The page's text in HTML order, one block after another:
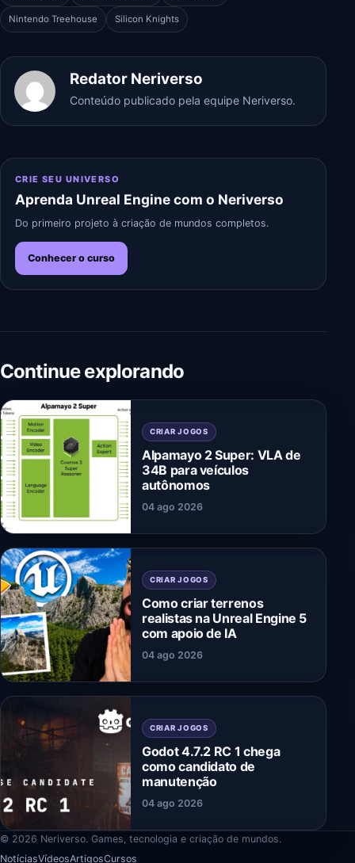
Nintendo Treehouse Silicon Knights
Redator Neriverso
Conteúdo publicado pela equipe Neriverso.
CRIE SEU UNIVERSO
Aprenda Unreal Engine com o Neriverso
Do primeiro projeto à criação de mundos completos.
Conhecer o curso
Continue explorando
CRIAR JOGOS
Alpamayo 2 Super: VLA de
34B para veículos
autônomos
04 ago 2026
CRIAR JOGOS
Como criar terrenos
realistas na Unreal Engine 5
com apoio de IA
04 ago 2026
CRIAR JOGOS
Godot 4.7.2 RC 1 chega
como candidato de
manutenção
04 ago 2026
© 2026 Neriverso. Games, tecnologia e criação de mundos.
NotíciasVídeosArtigosCursos